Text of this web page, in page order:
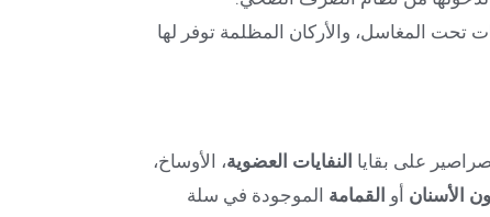
تحت المغاسل، والأركان المظلمة توفر لها
على بقايا النفايات العضوية، الأوساخ،
الأسنان أو القمامة الموجودة في سلة